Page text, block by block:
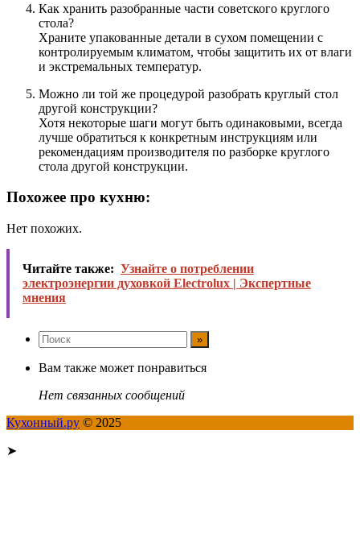
Как хранить разобранные части советского круглого
стола?
Храните упакованные детали в сухом помещении с
контролируемым климатом, чтобы защитить их от влаги
и экстремальных температур.
Можно ли той же процедурой разобрать круглый стол
другой конструкции?
Хотя некоторые шаги могут быть одинаковыми, всегда
лучше обратиться к конкретным инструкциям или
рекомендациям производителя по разборке круглого
стола другой конструкции.
Похожее про кухню:
Нет похожих.
Читайте также: Узнайте о потреблении
электроэнергии духовкой Electrolux | Экспертные
мнения
Вам также может понравиться
Нет связанных сообщений
Кухонный.ру © 2025
➤